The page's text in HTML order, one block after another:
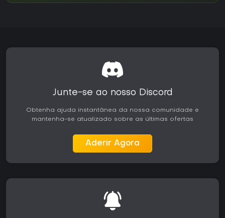
Junte-se ao nosso Discord
Obtenha ajuda instantânea da nossa comunidade e
mantenha-se atualizado sobre as últimas ofertas
Aderir Agora